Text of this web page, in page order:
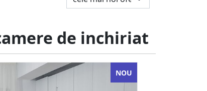
de inchiriat
NOU